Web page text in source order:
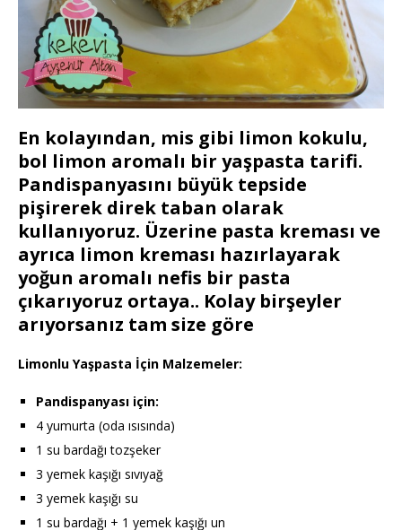
En kolayından, mis gibi limon kokulu,
bol limon aromalı bir yaşpasta tarifi.
Pandispanyasını büyük tepside
pişirerek direk taban olarak
kullanıyoruz. Üzerine pasta kreması ve
ayrıca limon kreması hazırlayarak
yoğun aromalı nefis bir pasta
çıkarıyoruz ortaya.. Kolay birşeyler
arıyorsanız tam size göre
Limonlu Yaşpasta İçin Malzemeler:
Pandispanyası için:
4 yumurta (oda ısısında)
1 su bardağı tozşeker
3 yemek kaşığı sıvıyağ
3 yemek kaşığı su
1 su bardağı + 1 yemek kaşığı un